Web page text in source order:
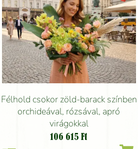
Félhold csokor zöld-barack színben
orchideával, rózsával, apró
virágokkal
106 615 Ft